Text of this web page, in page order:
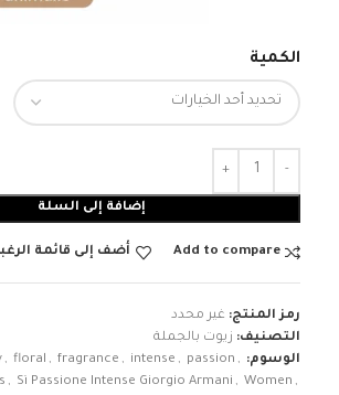
الكمية
إضافة إلى السلة
Add to compare أضف إلى قائمة
رمز المنتج: غير محدد
التصنيف: زيوت بالجملة
الوسوم:
, floral , fragrance , intense , passion ,
, Sì Passione Intense Giorgio Armani , Women ,